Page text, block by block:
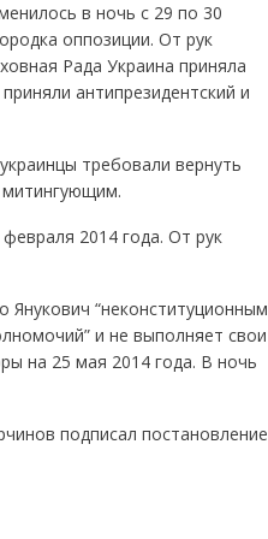
в ночь с 29 по 30
оппозиции. От рук
Рада Украина приняла
антипрезидентский и
требовали вернуть
митингующим.
2014 года. От рук
“неконституционным
и не выполняет свои
на 25 мая 2014 года. В ночь
подписал постановление